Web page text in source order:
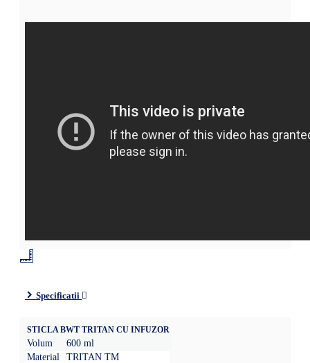
Specificatii
STICLA BWT TRITAN CU INFUZOR
Volum
600 ml
Material
TRITAN TM